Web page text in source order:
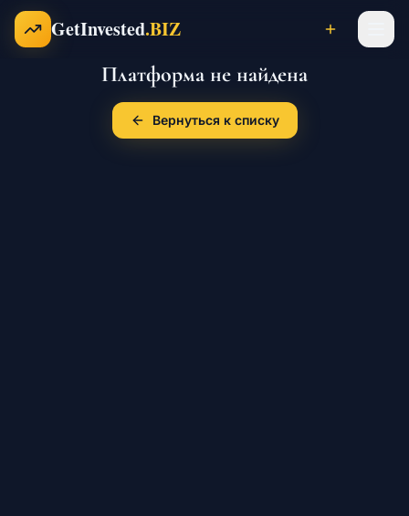
Перейти к содержимому
GetInvested.BIZ
Проекты
Платформа не найдена
Вернуться к списку